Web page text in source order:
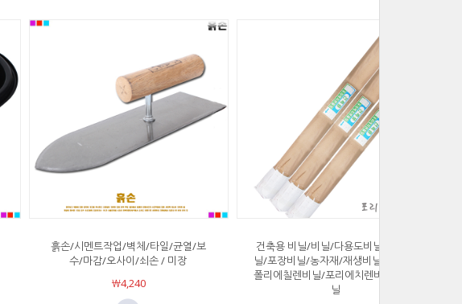
흙손/시멘트작업/벽체/타일/균열/보
수/마감/오사이/쇠손 / 미장
￦4,240
건축용 비닐/비닐/다용도비닐/작업비
닐/포장비닐/농자재/재생비닐/비니루/
폴리에칠렌비닐/포리에치렌비닐/PE비
닐